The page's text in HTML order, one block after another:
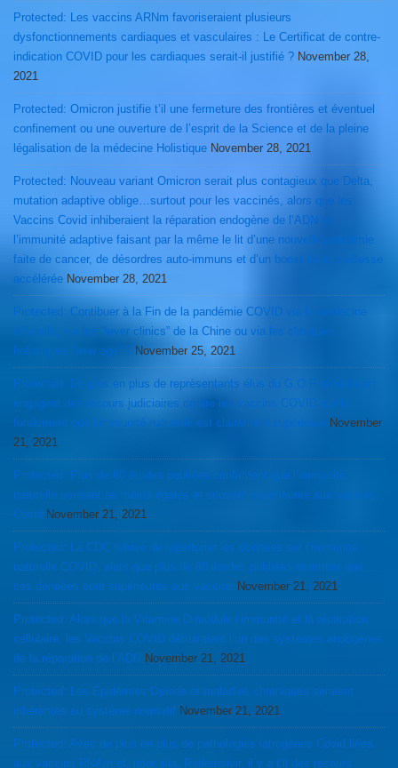
Protected: Les vaccins ARNm favoriseraient plusieurs
dysfonctionnements cardiaques et vasculaires : Le Certificat de contre-
indication COVID pour les cardiaques serait-il justifié ? November 28,
2021
Protected: Omicron justifie t’il une fermeture des frontières et éventuel
confinement ou une ouverture de l’esprit de la Science et de la pleine
légalisation de la médecine Holistique November 28, 2021
Protected: Nouveau variant Omicron serait plus contagieux que Delta,
mutation adaptive oblige…surtout pour les vaccinés, alors que les
Vaccins Covid inhiberaient la réparation endogène de l’ADN et
l’immunité adaptive faisant par la même le lit d’une nouvelle pandémie
faite de cancer, de désordres auto-immuns et d’un boost de la vieillesse
accélérée November 28, 2021
Protected: Contibuer à la Fin de la pandémie COVID via la médecine
officielle, via les “fever clinics” de la Chine ou via les cliniques
holistiques “new age” ? November 25, 2021
Protected: De plus en plus de représentants élus du G.O.P républicain
engagent des recours judiciaires contre les vaccins COVID sur le
fondement que l’immunité naturelle est clairement supérieure November
21, 2021
Protected: Plus de 80 études publiées confirment que l’immunité
naturelle seraient au moins égales et souvent supérieures aux vaccins
Covid November 21, 2021
Protected: La CDC refuse de repertorier les données sur l’immunité
naturelle COVID, alors que plus de 80 études publiées montrent que
ces données sont supérieures aux vaccins November 21, 2021
Protected: Alors que la Vitamine D module l’immunité et la réparation
cellulaire, les Vaccins COVID détruiraient l’un des systèmes endogènes
de la réparation de l’ADN November 21, 2021
Protected: Les Épidémies Opiode et maladies chroniques seraient
inhérentes au système normatif November 21, 2021
Protected: Avec de plus en plus de pathologies iatrogènes Covid liées
aux vaccins RNAm et, inter alia, Redemsivir, il y a t’il des recours